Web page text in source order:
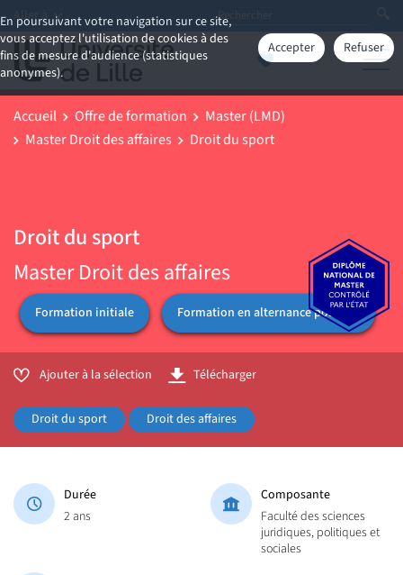
En poursuivant votre navigation sur ce site,
vous acceptez l'utilisation de cookies à des
fins de mesure d'audience (statistiques
anonymes).
Accepter Refuser
Aller à
Accueil Offre de formation
Master (LMD)
Master Droit des affaires
Droit du sport
Droit du sport
Master Droit des affaires
Formation initiale Formation en alternance possible
Ajouter à la sélection Télécharger
Droit du sport Droit des affaires
Durée
2 ans
Composante
Faculté des sciences
juridiques, politiques et
sociales